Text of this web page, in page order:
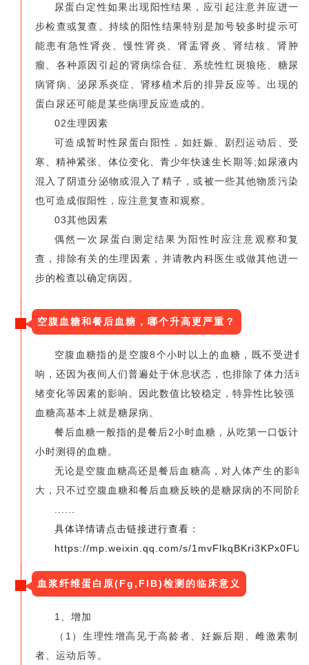
尿蛋白定性如果出现阳性结果，应引起注意并应进一
步检查或复查。持续的阳性结果特别是加号较多时提示可
能患有急性肾炎、慢性肾炎、肾盂肾炎、肾结核、肾肿
瘤、各种原因引起的肾病综合征、系统性红斑狼疮、糖尿
病肾病、泌尿系炎症、肾移植术后的排异反应等。出现的
蛋白尿还可能是某些病理反应造成的。
02生理因素
可造成暂时性尿蛋白阳性，如妊娠、剧烈运动后、受
寒、精神紧张、体位变化、青少年快速生长期等;如尿液内
混入了阴道分泌物或混入了精子，或被一些其他物质污染
也可造成假阳性，应注意复查和观察。
03其他因素
偶然一次尿蛋白测定结果为阳性时应注意观察和复
查，排除有关的生理因素，并请教内科医生或做其他进一
步的检查以确定病因。
空腹血糖和餐后血糖，哪个升高更严重？
空腹血糖指的是空腹8个小时以上的血糖，既不受进食
响，还因为夜间人们普遍处于休息状态，也排除了体力活动
绪变化等因素的影响。因此数值比较稳定，特异性比较强，
血糖高基本上就是糖尿病。
餐后血糖一般指的是餐后2小时血糖，从吃第一口饭计
小时测得的血糖。
无论是空腹血糖高还是餐后血糖高，对人体产生的影响
大，只不过空腹血糖和餐后血糖反映的是糖尿病的不同阶段
具体详情请点击链接进行查看：
https://mp.weixin.qq.com/s/
血浆纤维蛋白原(Fg,FIB)检测的临床意义
1、增加
（1）生理性增高见于高龄者、妊娠后期、雌激素制
者、运动后等。